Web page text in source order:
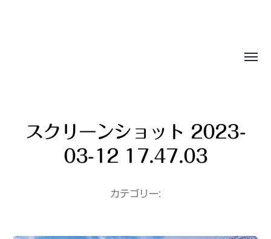
スクリーンショット 2023-
03-12 17.47.03
カテゴリー: